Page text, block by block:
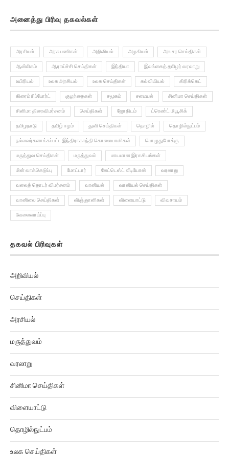
அனைத்து பிரிவு தகவல்கள்
அரசியல் அரசு பணிகள் அறிவியல் அழகியல் அவசர செய்திகள்
ஆன்மிகம் ஆராய்ச்சி செய்திகள் இந்தியா இலங்கைத் தமிழர் வரலாறு
உயிரியல் உலக அரசியல் உலக செய்திகள் கல்வியியல் கிரிக்கெட்
கிரைம் ரிப்போர்ட் குழந்தைகள் சமூகம் சமையல் சினிமா செய்திகள்
சினிமா திரைவிமர்சனம் செய்திகள் ஜோதிடம் ட்ரெண்ட் மியூசிக்
தமிழநாடு தமிழ் ஈழம் துளி செய்திகள் தொழில் தொழில்நுட்பம்
நல்லவர்களாக்கப்பட்ட இந்திராகாந்தி கொலையாளிகள் பொழுதுபோக்கு
மருத்துவ செய்திகள் மருத்துவம் மாயமான இரகசியங்கள்
மின் வாக்கெடுப்பு மோட்டார் லேட்டெஸ்ட் வீடியோஸ் வரலாறு
வலைத் தொடர் விமர்சனம் வானியல் வானியல் செய்திகள்
வானிலை செய்திகள் விஞ்ஞானிகள் விளையாட்டு விவசாயம்
வேலைவாய்ப்பு
தகவல் பிரிவுகள்
அறிவியல்
செய்திகள்
அரசியல்
மருத்துவம்
வரலாறு
சினிமா செய்திகள்
விளையாட்டு
தொழில்நுட்பம்
உலக செய்திகள்